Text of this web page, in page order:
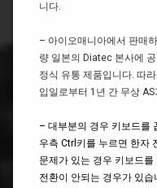
니다.
– 아이오매니아에서 판매
량 일본의 Diatec 본사에
정식 유통 제품입니다. 따
입일로부터 1년 간 무상
– 대부분의 경우 키보드를
우측 Ctrl키를 누르면 한자
문제가 있는 경우 키보드
전환이 안되는 경우가 있습